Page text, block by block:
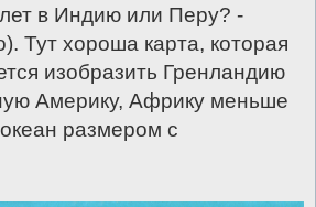
в Индию или Перу? -
Тут хороша карта, которая
изобразить Гренландию
Америку, Африку меньше
размером с